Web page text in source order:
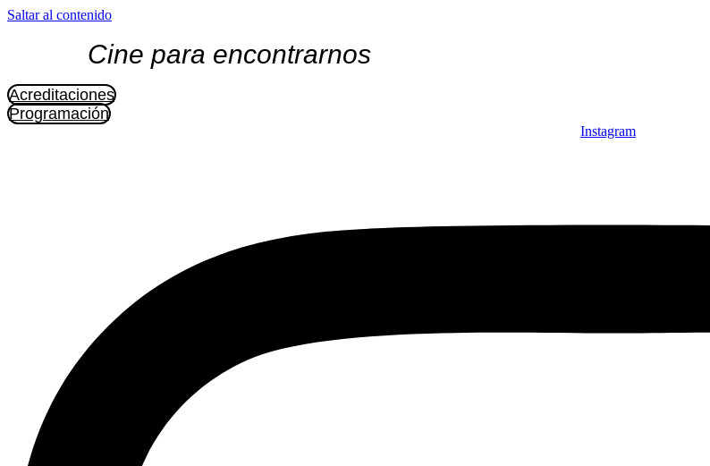
Saltar al contenido
Cine para encontrarnos
Acreditaciones
Programación
Instagram